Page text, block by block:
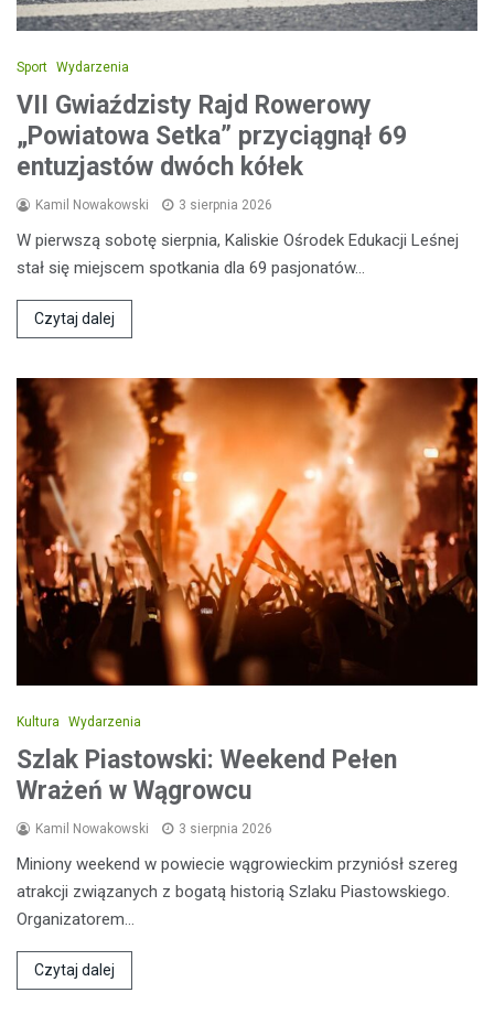
Sport Wydarzenia
VII Gwiaździsty Rajd Rowerowy
„Powiatowa Setka” przyciągnął 69
entuzjastów dwóch kółek
Kamil Nowakowski 3 sierpnia 2026
W pierwszą sobotę sierpnia, Kaliskie Ośrodek Edukacji Leśnej
stał się miejscem spotkania dla 69 pasjonatów…
Czytaj dalej
Kultura Wydarzenia
Szlak Piastowski: Weekend Pełen
Wrażeń w Wągrowcu
Kamil Nowakowski 3 sierpnia 2026
Miniony weekend w powiecie wągrowieckim przyniósł szereg
atrakcji związanych z bogatą historią Szlaku Piastowskiego.
Organizatorem…
Czytaj dalej